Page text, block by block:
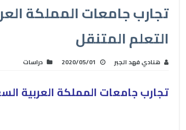
تجارب جامعات المملكة
التعلم المتنقل
هنادي فهد الجبر 2020/05/01 دراسات
تجارب جامعات المملكة العربية